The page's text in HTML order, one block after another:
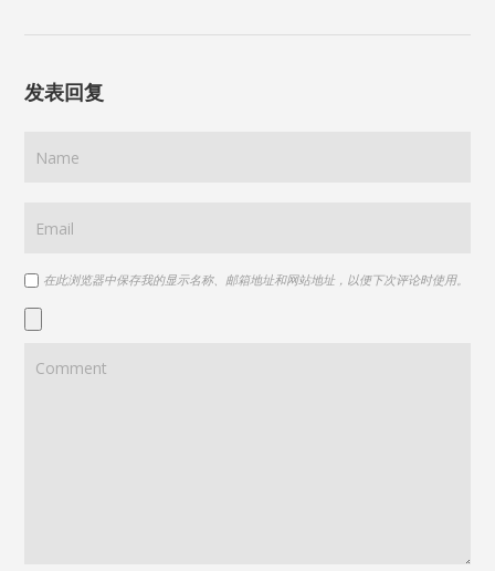
发表回复
在此浏览器中保存我的显示名称、邮箱地址和网站地址，以便下次评论时使用。